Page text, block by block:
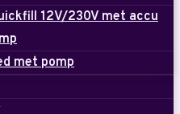
12V/230V met accu
met pomp